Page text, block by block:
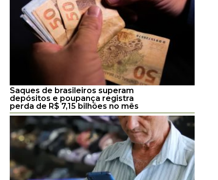
Saques de brasileiros superam
depósitos e poupança registra
perda de R$ 7,15 bilhões no mês